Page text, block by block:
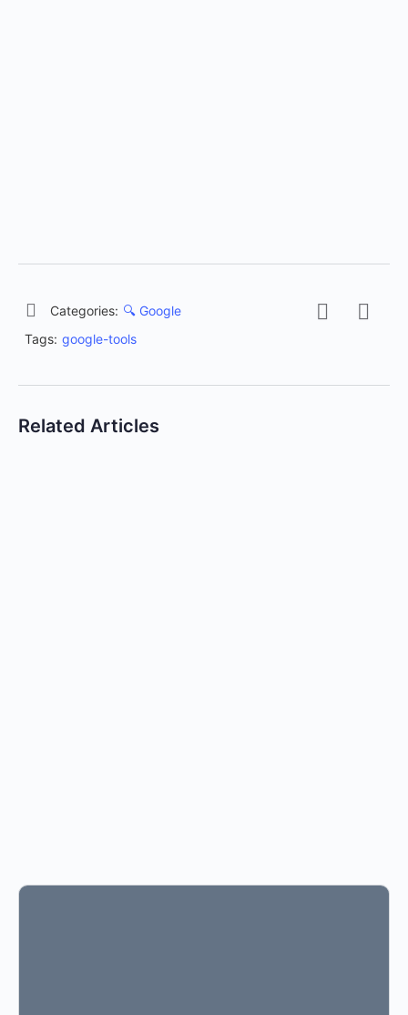
Categories: 🔍 Google
Tags: google-tools
Related Articles